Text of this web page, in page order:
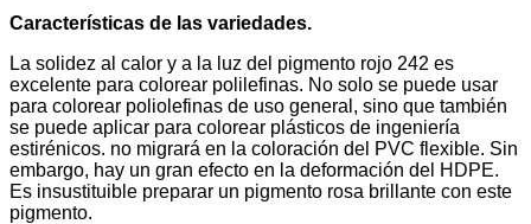
Características de las variedades.
La solidez al calor y a la luz del pigmento rojo 242 es
excelente para colorear polilefinas. No solo se puede usar
para colorear poliolefinas de uso general, sino que también
se puede aplicar para colorear plásticos de ingeniería
estirénicos. no migrará en la coloración del PVC flexible. Sin
embargo, hay un gran efecto en la deformación del HDPE.
Es insustituible preparar un pigmento rosa brillante con este
pigmento.